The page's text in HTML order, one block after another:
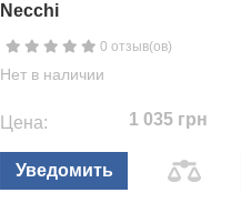
Necchi
0 отзыв(ов)
Нет в наличии
Цена: 1 035 грн
Уведомить